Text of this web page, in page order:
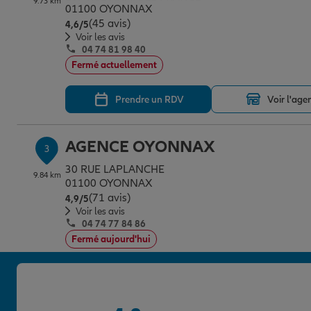
01100 OYONNAX
4,6/5Note de 4.6 sur 5
(45 avis)
Voir les avis
04 74 81 98 40
Fermé actuellement
Prendre un RDV Voir
3
9.84 km
AGENCE OYONNAX
30 RUE LAPLANCHE
01100 OYONNAX
4,9/5Note de 4.9 sur 5
(71 avis)
Voir les avis
04 74 77 84 86
Fermé aujourd'hui